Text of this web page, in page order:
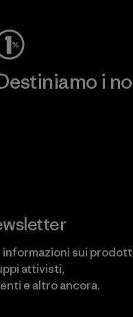
i
sui
attivisti,
e altro ancora.